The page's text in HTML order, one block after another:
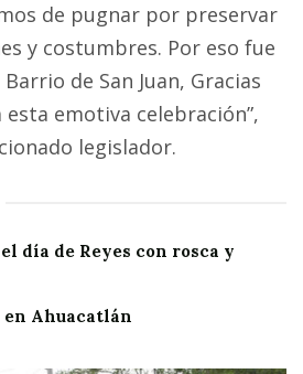
de pugnar por preservar
y costumbres. Por eso fue
de San Juan, Gracias
emotiva celebración”,
legislador.
día de Reyes con rosca y
Ahuacatlán